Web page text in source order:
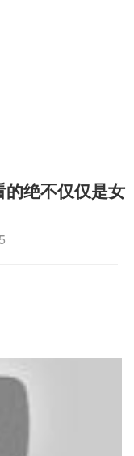
的绝不仅仅是女